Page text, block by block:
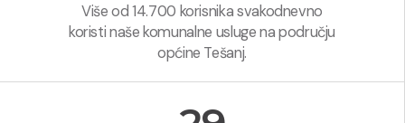
Više od 14.700 korisnika svakodnevno
koristi naše komunalne usluge na području
općine Tešanj.